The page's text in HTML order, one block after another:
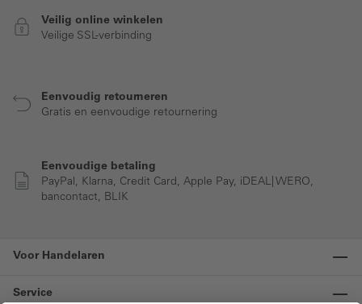
Veilig online winkelen
Veilige SSL-verbinding
Eenvoudig retourneren
Gratis en eenvoudige retournering
Eenvoudige betaling
PayPal, Klarna, Credit Card, Apple Pay, iDEAL| WERO,
bancontact, BLIK
Voor Handelaren
Service